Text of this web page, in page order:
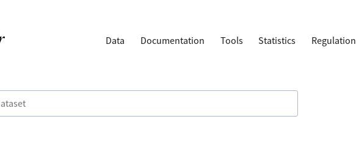
Data Documentation Tools Statistics Regulation